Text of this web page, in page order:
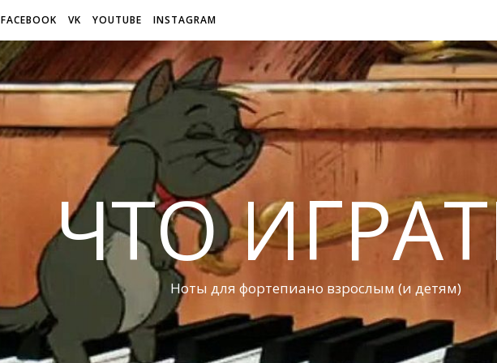
FACEBOOK VK YOUTUBE INSTAGRAM
ЧТО
Ноты для фортепиано взрослым (и детям)